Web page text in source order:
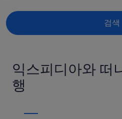
일)
검색
익스피디아와 떠
행